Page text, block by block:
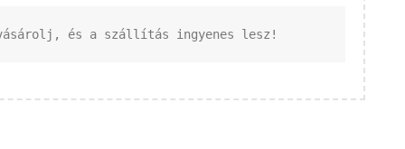
és a szállítás ingyenes lesz!